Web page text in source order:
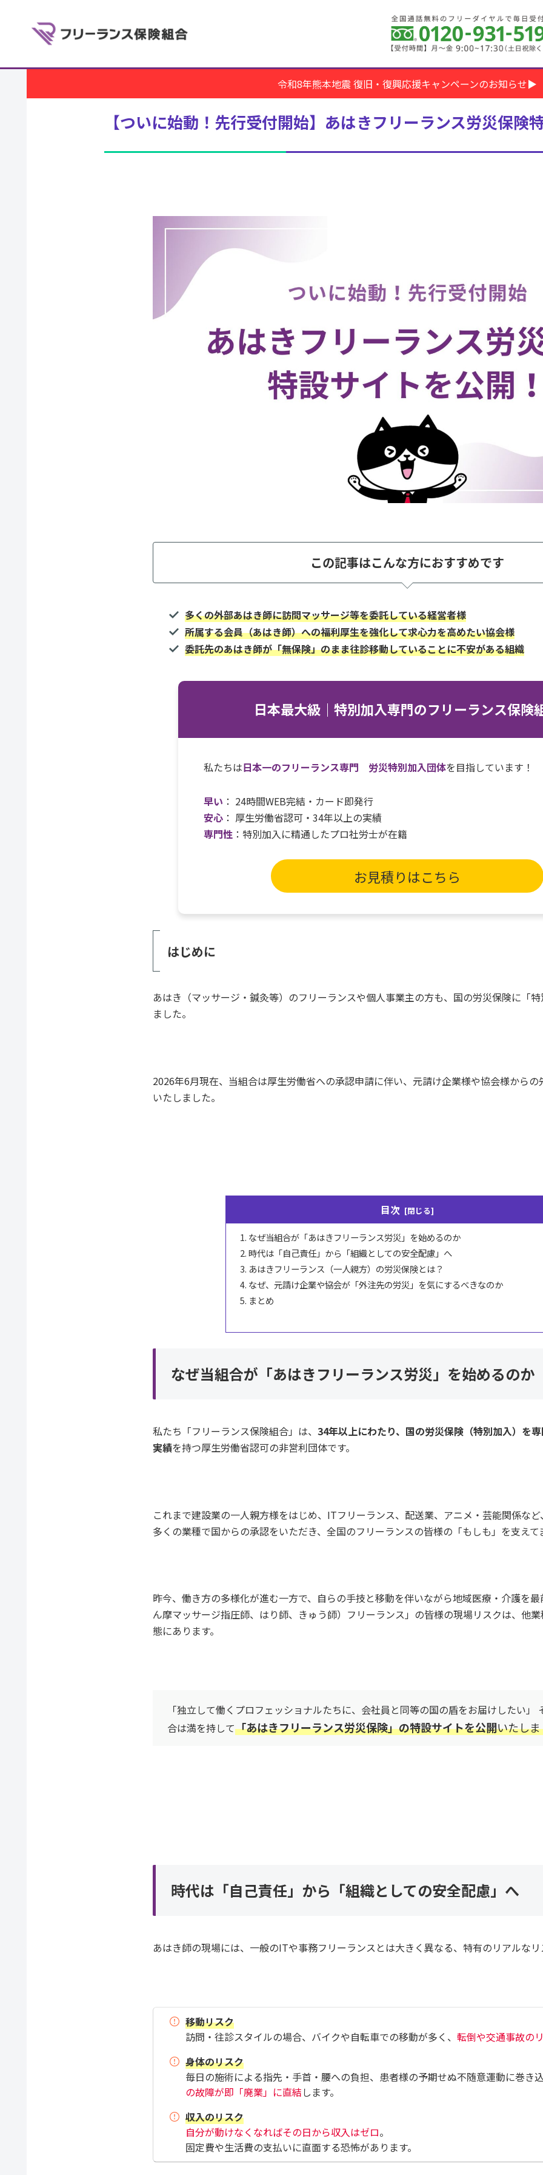
令和8年熊本地震 復旧・復興応援キャンペーンのお知らせ▶
【ついに始動！先行受付開始】あはきフリーランス労災保険
この記事はこんな方におすすめです
多くの外部あはき師に訪問マッサージ等を委託している経営者様
所属する会員（あはき師）への福利厚生を強化して求心力を高めたい協会様
委託先のあはき師が「無保険」のまま往診移動していることに不安がある組織
日本最大級｜特別加入専門のフリーランス保険
私たちは日本一のフリーランス専門 労災特別加入団体を目指しています！
早い ： 24時間WEB完結・カード即発行
安心 ： 厚生労働省認可・34年以上の実績
専門性 ：特別加入に精通したプロ社労士が在籍
お見積りはこちら
はじめに
あはき（マッサージ・鍼灸等）のフリーランスや個人事業主の方も、国の労災保険に「
ました。
2026年6月現在、当組合は厚生労働省への承認申請に伴い、元請け企業様や協会様から
いたしました。
目次
なぜ当組合が「あはきフリーランス労災」を始めるのか
時代は「自己責任」から「組織としての安全配慮」へ
あはきフリーランス（一人親方）の労災保険とは？
なぜ、元請け企業や協会が「外注先の労災」を気にするべきなのか
まとめ
なぜ当組合が「あはきフリーランス労災」を始めるのか
私たち「フリーランス保険組合」は、 34年以上にわたり、国の労災保険（特別加入）を
実績を持つ厚生労働省認可の非営利団体です。
これまで建設業の一人親方様をはじめ、ITフリーランス、配送業、アニメ・芸能関係な
多くの業種で国からの承認をいただき、全国のフリーランスの皆様の「もしも」を支え
昨今、働き方の多様化が進む一方で、自らの手技と移動を伴いながら地域医療・介護を
ん摩マッサージ指圧師、はり師、きゅう師）フリーランス」の皆様の現場リスクは、他
態にあります。
「独立して働くプロフェッショナルたちに、会社員と同等の国の盾をお届けしたい」
合は満を持して「あはきフリーランス労災保険」の特設サイトを公開いたし
時代は「自己責任」から「組織としての安全配慮」へ
あはき師の現場には、一般のITや事務フリーランスとは大きく異なる、特有のリアルな
移動リスク
訪問・往診スタイルの場合、バイクや自転車での移動が多く、 転倒や交通事故の
身体のリスク
毎日の施術による指先・手首・腰への負担、患者様の予期せぬ不随意運動に巻き
の故障が即「廃業」に直結します。
収入のリスク
自分が動けなくなればその日から収入はゼロ。
固定費や生活費の支払いに直面する恐怖があります。